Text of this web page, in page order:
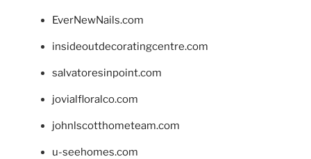
EverNewNails.com
insideoutdecoratingcentre.com
salvatoresinpoint.com
jovialfloralco.com
johnlscotthometeam.com
u-seehomes.com